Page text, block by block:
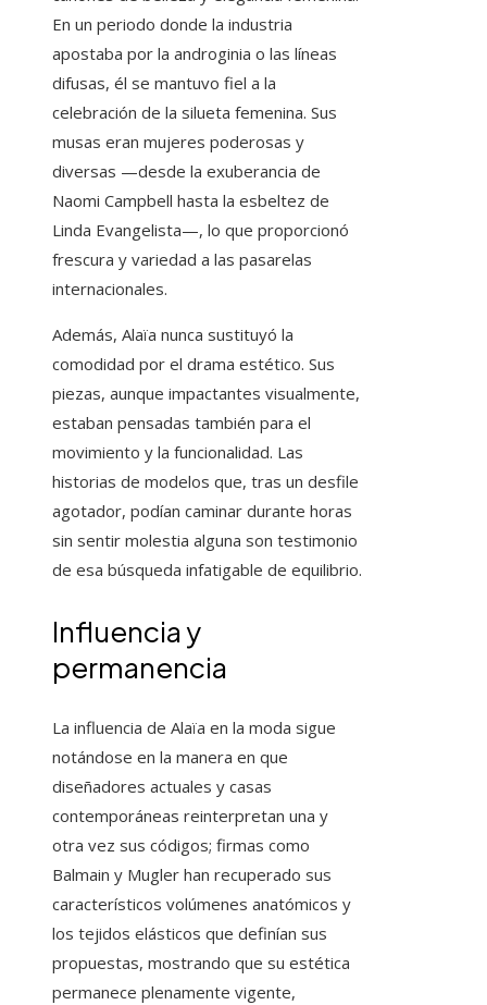
En un periodo donde la industria
apostaba por la androginia o las líneas
difusas, él se mantuvo fiel a la
celebración de la silueta femenina. Sus
musas eran mujeres poderosas y
diversas —desde la exuberancia de
Naomi Campbell hasta la esbeltez de
Linda Evangelista—, lo que proporcionó
frescura y variedad a las pasarelas
internacionales.
Además, Alaïa nunca sustituyó la
comodidad por el drama estético. Sus
piezas, aunque impactantes visualmente,
estaban pensadas también para el
movimiento y la funcionalidad. Las
historias de modelos que, tras un desfile
agotador, podían caminar durante horas
sin sentir molestia alguna son testimonio
de esa búsqueda infatigable de equilibrio.
Influencia y
permanencia
La influencia de Alaïa en la moda sigue
notándose en la manera en que
diseñadores actuales y casas
contemporáneas reinterpretan una y
otra vez sus códigos; firmas como
Balmain y Mugler han recuperado sus
característicos volúmenes anatómicos y
los tejidos elásticos que definían sus
propuestas, mostrando que su estética
permanece plenamente vigente,